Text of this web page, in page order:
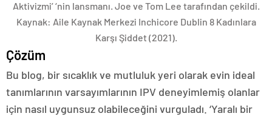
aktivistlerinin çalışmaları daha da eleştirel hale geliyor.
Bu makale, Rita Fagan ve Katie O’Shea gibi muhteşem
gönüllülerle FRC Sosyal Yardım Merkezi’nin
çalışmasının, güvenli çevrimiçi ve yerel alanlara
erişimine yardımcı olarak bir kadının hayatı üzerinde
olumlu bir etkiye sahip olabileceğini gösterdi. Aile içi
şiddet, birçok ölçekte uzamsal/adalet konularına